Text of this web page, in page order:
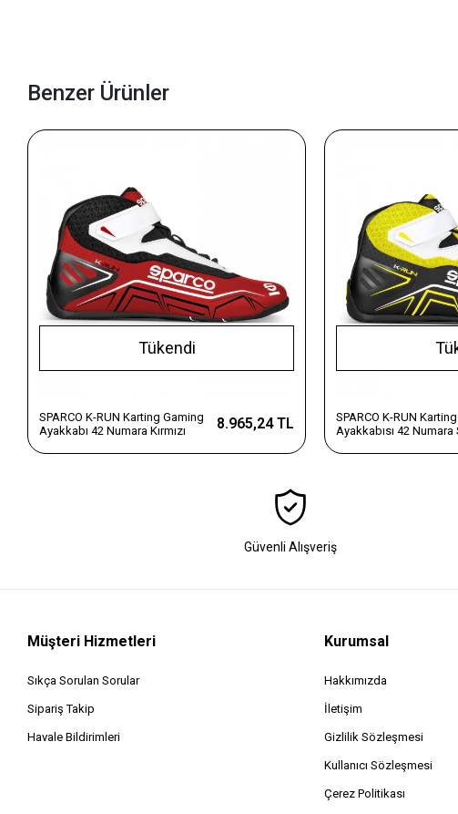
Benzer Ürünler
Tükendi
SPARCO K-RUN Karting Gaming
Ayakkabı 42 Numara Kırmızı
8.965,24 TL
SPARCO K-RUN
Ayakkabısı 42 Numara
Güvenli Alışveriş
Müşteri Hizmetleri
Sıkça Sorulan Sorular
Sipariş Takip
Havale Bildirimleri
Kurumsal
Hakkımızda
İletişim
Gizlilik Sözleşmesi
Kullanıcı Sözleşmesi
Çerez Politikası